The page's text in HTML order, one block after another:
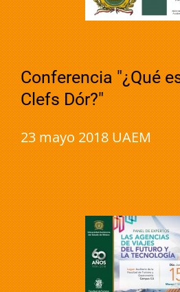
Conferencia "¿Qué
Clefs Dór?"
23 mayo 2018 UAEM